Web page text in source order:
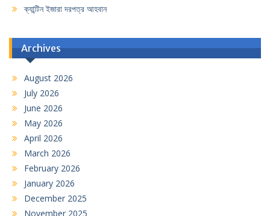
ক্যান্টিন ইজারা দরপত্র আহবান
Archives
August 2026
July 2026
June 2026
May 2026
April 2026
March 2026
February 2026
January 2026
December 2025
November 2025